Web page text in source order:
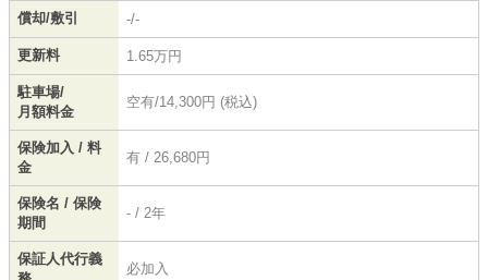
償却/敷引 -/-
更新料 1.65万円
駐車場/
月額料金
空有/14,300円 (税込)
保険加入 / 料
金
有 / 26,680円
保険名 / 保険
期間
- / 2年
保証人代行義
必加入